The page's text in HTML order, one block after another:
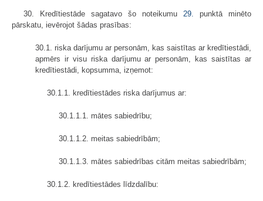
30. Kredītiestāde sagatavo šo noteikumu 29. punktā minēto
pārskatu, ievērojot šādas prasības:
30.1. riska darījumu ar personām, kas saistītas ar kredītiestādi,
apmērs ir visu riska darījumu ar personām, kas saistītas ar
kredītiestādi, kopsumma, izņemot:
30.1.1. kredītiestādes riska darījumus ar:
30.1.1.1. mātes sabiedrību;
30.1.1.2. meitas sabiedrībām;
30.1.1.3. mātes sabiedrības citām meitas sabiedrībām;
30.1.2. kredītiestādes līdzdalību: